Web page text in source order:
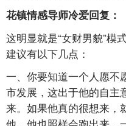
花镇情感导师冷爱回复：
这明显就是“女财男貌”模
建议有以下几点：
一、你要知道一个人愿不
市发展，这出于他的自主
来。如果他真的很想来，